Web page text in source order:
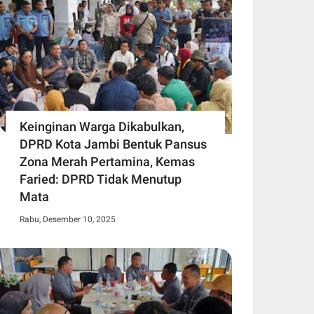
Keinginan Warga Dikabulkan,
DPRD Kota Jambi Bentuk Pansus
Zona Merah Pertamina, Kemas
Faried: DPRD Tidak Menutup
Mata
Rabu, Desember 10, 2025